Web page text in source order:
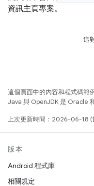
資訊主頁專案。
這
這個頁面中的內容和程式碼範
Java 與 OpenJDK 是 Oracle
上次更新時間：2026-06-18 (
版本
Android 程式庫
相關規定